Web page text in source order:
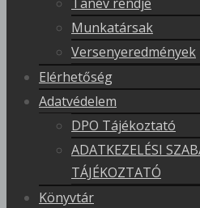
Munkatársak
Versenyeredmények
Elérhetőség
Adatvédelem
DPO Tájékoztató
ADATKEZELÉSI
TÁJÉKOZTATÓ
Könyvtár